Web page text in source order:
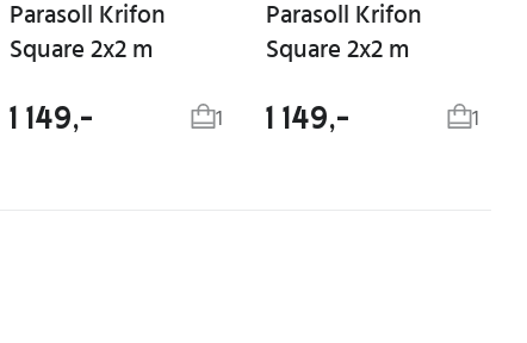
Parasoll Krifon
Square 2x2 m
1 149,- 1
Parasoll Krifon
Square 2x2 m
1 149,- 1